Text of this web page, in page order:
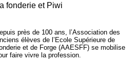
fonderie et Piwi
près de 100 ans, l’Association des
élèves de l’Ecole Supérieure de
et de Forge (AAESFF) se mobilise
faire vivre la profession.